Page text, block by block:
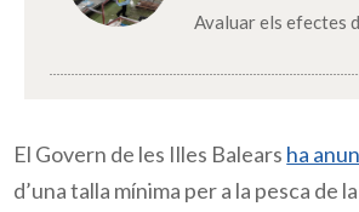
Avaluar els efectes
El Govern de les Illes Balears ha
d’una talla mínima per a la pesca de